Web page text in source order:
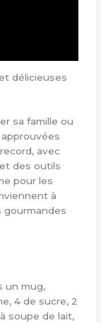
délicieuses
sa famille ou
avec
des outils
pour les
à
gourmandes
un mug,
4 de sucre, 2
soupe de lait,